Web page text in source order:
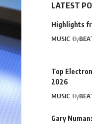
LATEST
Highlights
MUSIC By
Top
2026
MUSIC By
Gary